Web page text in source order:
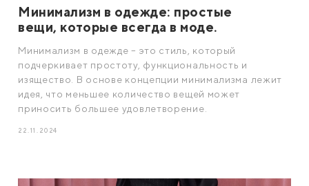
Минимализм в одежде: простые
вещи, которые всегда в моде.
Минимализм в одежде – это стиль, который
подчеркивает простоту, функциональность и
изящество. В основе концепции минимализма лежит
идея, что меньшее количество вещей может
приносить большее удовлетворение.
22.11.2024